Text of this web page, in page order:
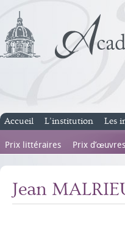
Accueil L’institution Les
Prix littéraires Prix d’œuvres
Jean